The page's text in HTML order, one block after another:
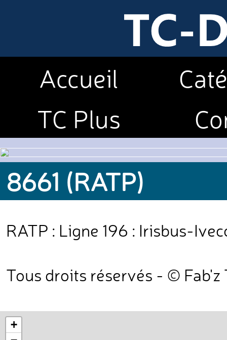
Accueil
TC Plus
8661 (RATP)
RATP : Ligne 196 : Irisbus-
Tous droits réservés - © Fab'z
+